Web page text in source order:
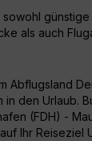
als auch
Abflugsland
in den Urlaub.
(FDH) -
Ihr Reiseziel